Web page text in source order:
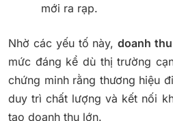
mới ra rạp.
Nhờ các yếu tố này,doanh
mức đáng kể dù thị trường
chứng minh rằng thương hiệu
duy trì chất lượng và kết nối
tạo doanh thu lớn.